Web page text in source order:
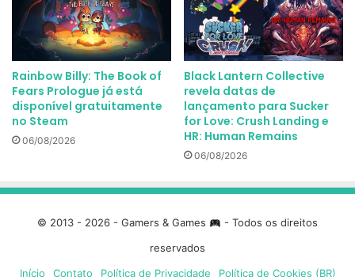
Rainbow Billy: The Book of
Fears Prologue já está
disponível gratuitamente
no Steam
06/08/2026
Black Lantern Collective
revela datas de
lançamento para Sucker
for Love: Crush Landing e
HR: Human Remains
06/08/2026
© 2013 - 2026 - Gamers & Games
- Todos os direitos
reservados
Início
Contato Política de Privacidade Política de Cookies (BR)